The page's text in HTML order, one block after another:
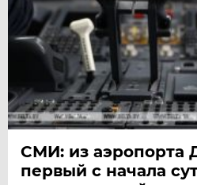
СМИ: из аэропорта
первый с начала